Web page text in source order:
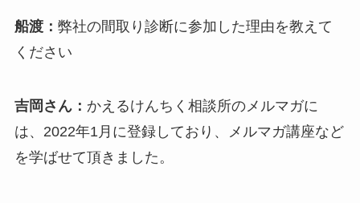
船渡： 弊社の間取り診断に参加した理由を教えて
ください
吉岡さん： かえるけんちく相談所のメルマガに
は、2022年1月に登録しており、メルマガ講座など
を学ばせて頂きました。